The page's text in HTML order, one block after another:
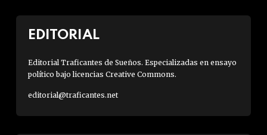
EDITORIAL
Editorial Traficantes de Sueños. Especializadas en ensayo
político bajo licencias Creative Commons.
editorial@traficantes.net